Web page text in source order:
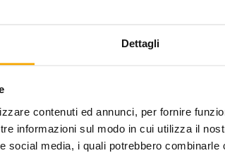
Dettagli
contenuti ed annunci, per fornire
informazioni sul modo in cui utilizza il
social media, i quali potrebbero